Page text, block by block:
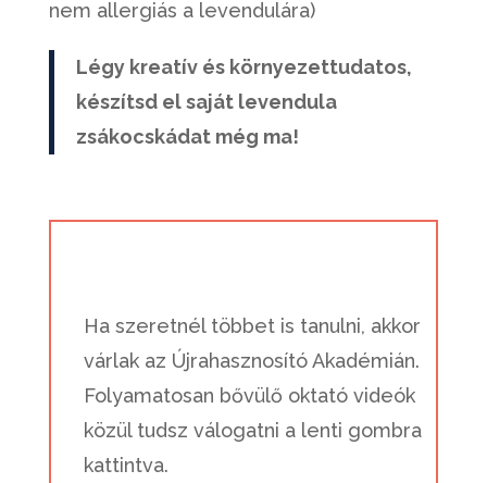
nem allergiás a levendulára)
Légy kreatív és környezettudatos,
készítsd el saját levendula
zsákocskádat még ma!
Ha szeretnél többet is tanulni, akkor
várlak az Újrahasznosító Akadémián.
Folyamatosan bővülő oktató videók
közül tudsz válogatni a lenti gombra
kattintva.